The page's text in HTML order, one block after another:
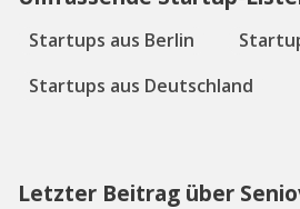
Startups aus Berlin
Startups aus Deutschland
Letzter Beitrag über